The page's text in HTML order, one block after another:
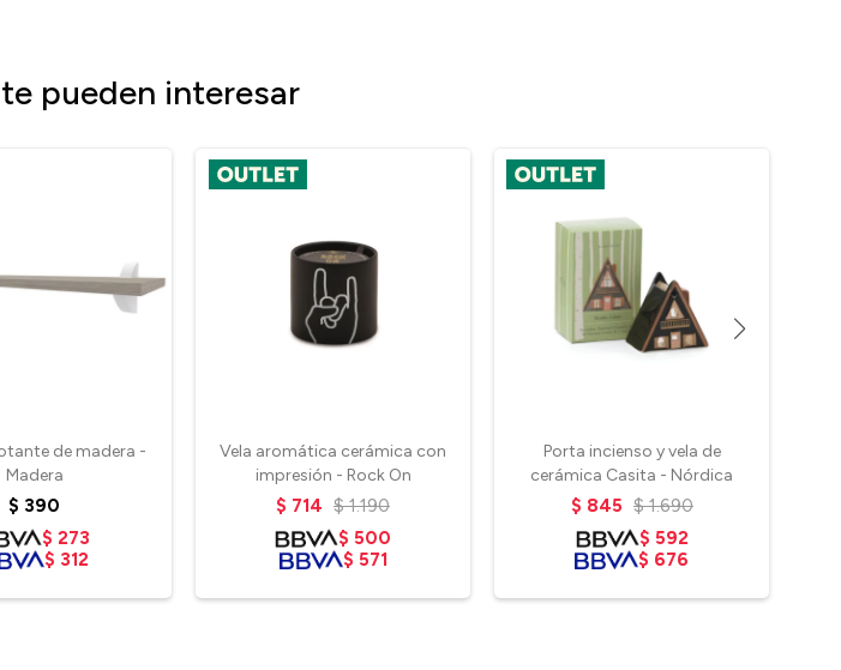
pueden interesar
de madera -
Madera
$ 390
$ 273
$ 312
Vela aromática cerámica con
impresión - Rock On
$ 714 $ 1.190
$ 500
$ 571
Porta incienso y vela de
cerámica Casita - Nórdica
$ 845 $ 1.690
$ 592
$ 676